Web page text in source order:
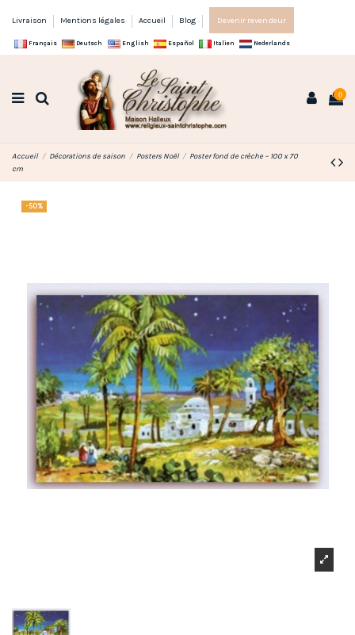
Livraison Mentions légales Accueil Blog Devenir revendeur
Français Deutsch English Español Italien Nederlands
0
Accueil Décorations de saison Posters Noël
Poster fond de crèche – 100 x 70
cm
-50%